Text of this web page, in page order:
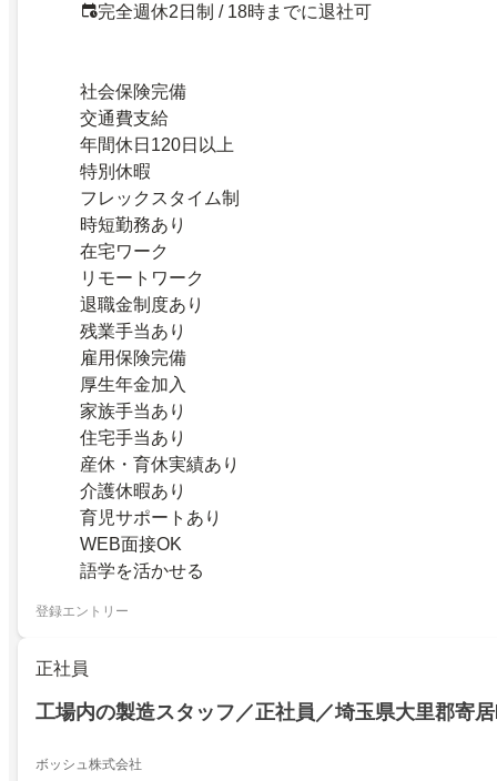
完全週休2日制 / 18時までに退社可
社会保険完備
交通費支給
年間休日120日以上
特別休暇
フレックスタイム制
時短勤務あり
在宅ワーク
リモートワーク
退職金制度あり
残業手当あり
雇用保険完備
厚生年金加入
家族手当あり
住宅手当あり
産休・育休実績あり
介護休暇あり
育児サポートあり
WEB面接OK
語学を活かせる
登録エントリー
正社員
工場内の製造スタッフ／正社員／埼玉県大里郡寄
ボッシュ株式会社